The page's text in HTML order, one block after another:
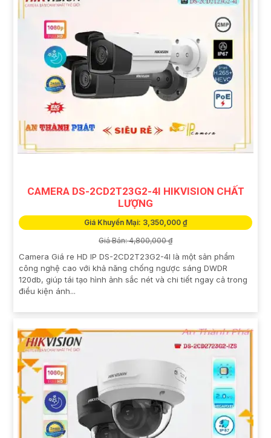
CAMERA DS-2CD2T23G2-4I HIKVISION CHẤT
LƯỢNG
Giá Khuyến Mại: 3,350,000 ₫
Giá Bán: 4,800,000 ₫
Camera Giá re HD IP DS-2CD2T23G2-4I là một sản phẩm
công nghệ cao với khả năng chống ngược sáng DWDR
120db, giúp tái tạo hình ảnh sắc nét và chi tiết ngay cả trong
điều kiện ánh...